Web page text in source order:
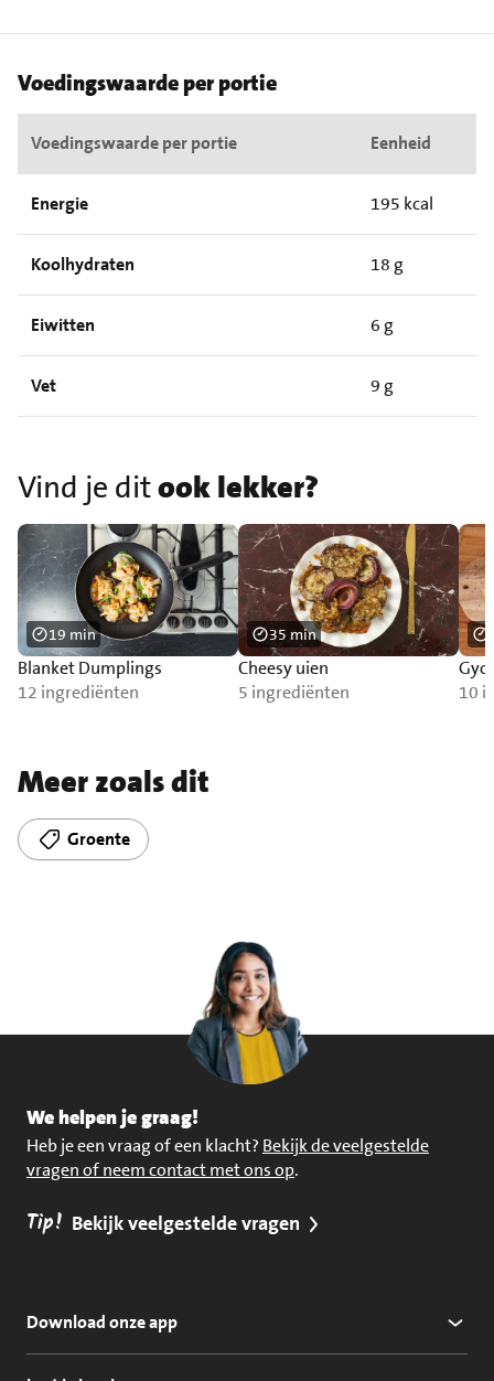
Voedingswaarde per portie
Voedingswaarde per portie Eenheid
Energie 195 kcal
Koolhydraten 18 g
Eiwitten 6 g
Vet 9 g
Vind je ditook lekker?
Blanket Dumplings
12 ingrediënten
19 min
Cheesy uien
5 ingrediënten
35 min
10
Meer zoals dit
Groente
We helpen je graag!
Heb je een vraag of een klacht? Bekijk de veelgestelde
vragen of neem contact met ons op.
Tip! Bekijk veelgestelde vragen
Download onze app